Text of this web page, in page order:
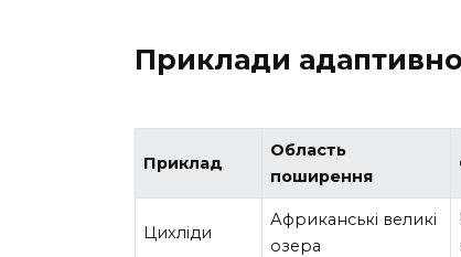
Приклади
Приклад
Область
поширення
Цихліди
Африканські великі
озера